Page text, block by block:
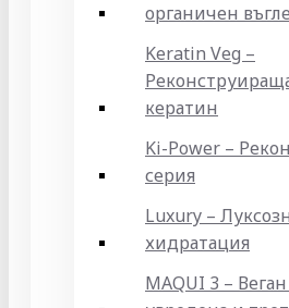
органичен
Keratin Veg –
кератин
Ki-Power –
серия
Luxury –
хидратация
MAQUI 3 –